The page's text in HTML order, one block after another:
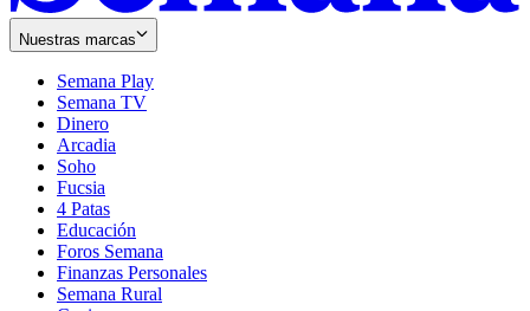
Nuestras marcas
Semana Play
Semana TV
Dinero
Arcadia
Soho
in
new
window
Fucsia
in
new
window
4 Patas
Educación
Foros Semana
Finanzas Personales
Semana Rural